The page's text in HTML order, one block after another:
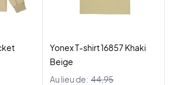
Yonex T-shirt 16857 Khaki
Beige
Au lieu de: 44,95